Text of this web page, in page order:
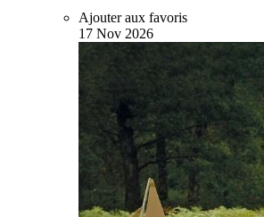
Ajouter aux favoris
17 Nov 2026